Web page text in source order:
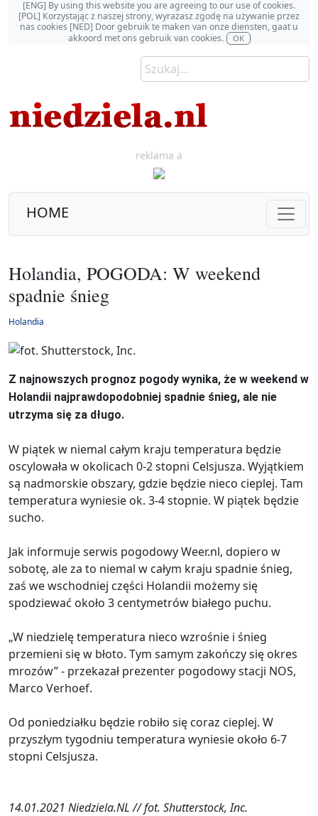
[ENG] By using this website you are agreeing to our use of cookies.
[POL] Korzystając z naszej strony, wyrażasz zgodę na używanie przez
nas cookies [NED] Door gebruik te maken van onze diensten, gaat u
akkoord met ons gebruik van cookies.
OK
reklama a
HOME
Holandia, POGODA: W weekend
spadnie śnieg
Holandia
Z najnowszych prognoz pogody wynika, że w weekend w
Holandii najprawdopodobniej spadnie śnieg, ale nie
utrzyma się za długo.
W piątek w niemal całym kraju temperatura będzie
oscylowała w okolicach 0-2 stopni Celsjusza. Wyjątkiem
są nadmorskie obszary, gdzie będzie nieco cieplej. Tam
temperatura wyniesie ok. 3-4 stopnie. W piątek będzie
sucho.
Jak informuje serwis pogodowy Weer.nl, dopiero w
sobotę, ale za to niemal w całym kraju spadnie śnieg,
zaś we wschodniej części Holandii możemy się
spodziewać około 3 centymetrów białego puchu.
„W niedzielę temperatura nieco wzrośnie i śnieg
przemieni się w błoto. Tym samym zakończy się okres
mrozów” - przekazał prezenter pogodowy stacji NOS,
Marco Verhoef.
Od poniedziałku będzie robiło się coraz cieplej. W
przyszłym tygodniu temperatura wyniesie około 6-7
stopni Celsjusza.
14.01.2021 Niedziela.NL // fot. Shutterstock, Inc.